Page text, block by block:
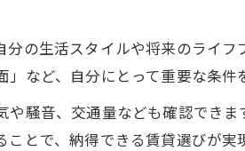
の生活スタイルや将来のライ
など、自分にとって重要な条件
騒音、交通量なども確認でき
とで、納得できる賃貸選びが実